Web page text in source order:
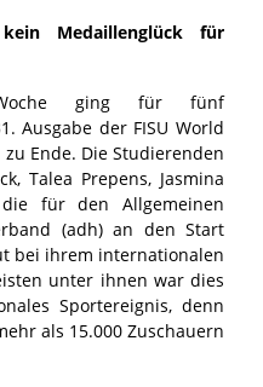
Medaillenglück für
ging für fünf
Ausgabe der FISU World
Ende. Die Studierenden
Talea Prepens, Jasmina
für den Allgemeinen
(adh) an den Start
bei ihrem internationalen
unter ihnen war dies
Sportereignis, denn
als 15.000 Zuschauern